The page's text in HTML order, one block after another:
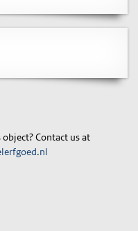
Contact us at